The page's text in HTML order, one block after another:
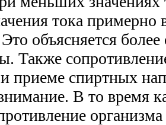
тока
объясняется
Также
приеме спиртных
В то время